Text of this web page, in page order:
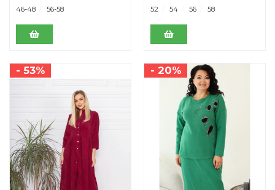
46-48
56-58
52
54 56 58
- 53% - 20%